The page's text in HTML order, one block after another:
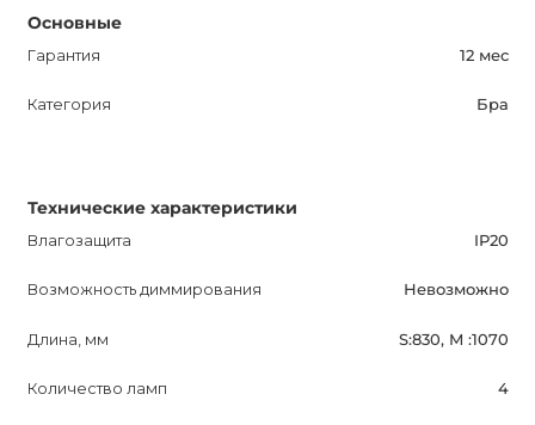
Основные
Гарантия 12 мес
Категория Бра
Технические характеристики
Влагозащита IP20
Возможность диммирования Невозможно
Длина, мм S:830, M :1070
Количество ламп 4